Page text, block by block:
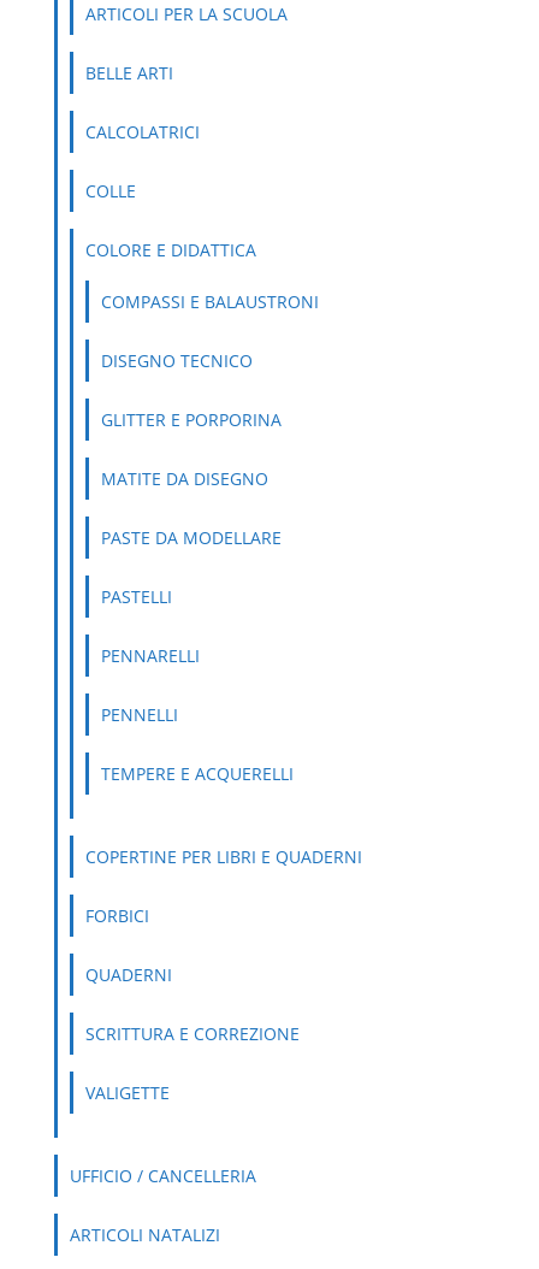
ARTICOLI PER LA SCUOLA
BELLE ARTI
CALCOLATRICI
COLLE
COLORE E DIDATTICA
COMPASSI E BALAUSTRONI
DISEGNO TECNICO
GLITTER E PORPORINA
MATITE DA DISEGNO
PASTE DA MODELLARE
PASTELLI
PENNARELLI
PENNELLI
TEMPERE E ACQUERELLI
COPERTINE PER LIBRI E QUADERNI
FORBICI
QUADERNI
SCRITTURA E CORREZIONE
VALIGETTE
UFFICIO / CANCELLERIA
ARTICOLI NATALIZI